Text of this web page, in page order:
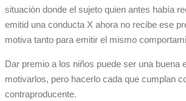
situación donde el sujeto quien antes había
emitid una conducta X ahora no recibe ese
motiva tanto para emitir el mismo
Dar premio a los niños puede ser una buena
motivarlos, pero hacerlo cada que cumplan
contraproducente.